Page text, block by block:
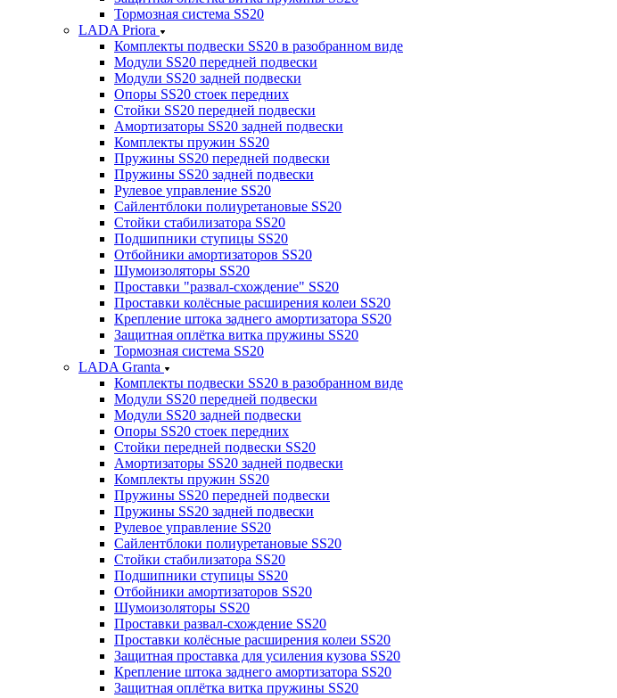
Тормозная система SS20
LADA Priora
Комплекты подвески SS20 в разобранном виде
Модули SS20 передней подвески
Модули SS20 задней подвески
Опоры SS20 стоек передних
Стойки SS20 передней подвески
Амортизаторы SS20 задней подвески
Комплекты пружин SS20
Пружины SS20 передней подвески
Пружины SS20 задней подвески
Рулевое управление SS20
Сайлентблоки полиуретановые SS20
Стойки стабилизатора SS20
Подшипники ступицы SS20
Отбойники амортизаторов SS20
Шумоизоляторы SS20
Проставки "развал-схождение" SS20
Проставки колёсные расширения колеи SS20
Крепление штока заднего амортизатора SS20
Защитная оплётка витка пружины SS20
Тормозная система SS20
LADA Granta
Комплекты подвески SS20 в разобранном виде
Модули SS20 передней подвески
Модули SS20 задней подвески
Опоры SS20 стоек передних
Стойки передней подвески SS20
Амортизаторы SS20 задней подвески
Комплекты пружин SS20
Пружины SS20 передней подвески
Пружины SS20 задней подвески
Рулевое управление SS20
Сайлентблоки полиуретановые SS20
Стойки стабилизатора SS20
Подшипники ступицы SS20
Отбойники амортизаторов SS20
Шумоизоляторы SS20
Проставки развал-схождение SS20
Проставки колёсные расширения колеи SS20
Защитная проставка для усиления кузова SS20
Крепление штока заднего амортизатора SS20
Защитная оплётка витка пружины SS20